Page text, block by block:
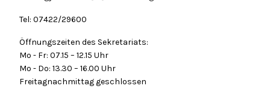
Tel: 07422/29600
Öffnungszeiten des Sekretariats:
Mo - Fr: 07.15 – 12.15 Uhr
Mo - Do: 13.30 – 16.00 Uhr
Freitagnachmittag geschlossen